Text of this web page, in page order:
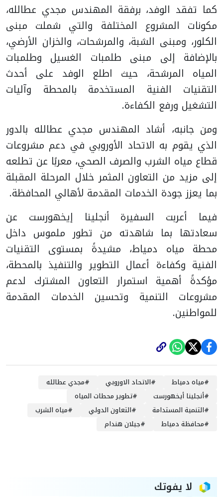
كما تفقد الوفد، برفقة المهندس مجدي عطالله،
مكونات المشروع المختلفة والتي شملت مبنى
الكلور، ومبنى الشبة، والمرشحات، والخزان الأرضي،
بالإضافة إلى مبنى طلمبات الغسيل وطلمبات
المياه المرشحة، حيث اطلع الوفد على أحدث
التقنيات الفنية المستخدمة بالمحطة وآليات
التشغيل ورفع الكفاءة.
ومن جانبه، أشاد المهندس مجدي عطالله بالدور
الذي يقوم به الاتحاد الأوروبي في دعم مشروعات
قطاع مياه الشرب والصرف الصحي، معربًا عن تطلعه
إلى مزيد من التعاون المثمر خلال المرحلة المقبلة
بما يعزز جودة الخدمات المقدمة لأهالي المحافظة.
فيما أعربت السفيرة أنجلينا إيخهورست عن
سعادتها بما شاهدته من تطور ملموس داخل
محطة مياه دمياط، مشيدةً بمستوى التقنيات
الفنية وكفاءة أعمال التطوير والتنفيذ بالمحطة،
مؤكدةً أهمية استمرار التعاون المشترك لدعم
مشروعات التنمية وتحسين الخدمات المقدمة
للمواطنين.
#مياه دمياط #الاتحاد الاوروبي #مجدي عطالله
#أنجلينا أيخهورست #تطوير محطات المياه
#التنمية المستدامة #التعاون الدولي #مياه الشرب
#محافظة دمياط #جيلان هندام
لا يفوتك